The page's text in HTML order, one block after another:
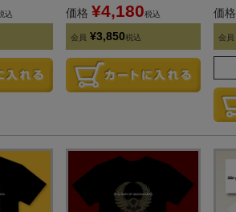
込 価格 ¥4,180税込
会員 ¥3,850税込
価格
会員